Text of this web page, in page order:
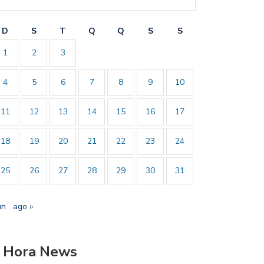
D S T Q Q S
S
1
2 3
4 5 6 7 8 9 10
11 12 13 14 15 16 17
18 19 20 21 22 23 24
25 26 27 28 29 30 31
ago »
News